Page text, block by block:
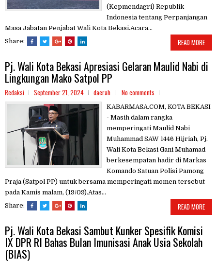
(Kepmendagri) Republik
Indonesia tentang Perpanjangan
Masa Jabatan Penjabat Wali Kota Bekasi.Acara...
Share:
READ MORE
Pj. Wali Kota Bekasi Apresiasi Gelaran Maulid Nabi di
Lingkungan Mako Satpol PP
Redaksi September 21, 2024 daerah No comments
KABARMASA.COM, KOTA BEKASI
- Masih dalam rangka
memperingati Maulid Nabi
Muhammad SAW 1446 Hijriah, Pj.
Wali Kota Bekasi Gani Muhamad
berkesempatan hadir di Markas
Komando Satuan Polisi Pamong
Praja (Satpol PP) untuk bersama memperingati momen tersebut
pada Kamis malam, (19/09).Atas...
Share:
READ MORE
Pj. Wali Kota Bekasi Sambut Kunker Spesifik Komisi
IX DPR RI Bahas Bulan Imunisasi Anak Usia Sekolah
(BIAS)